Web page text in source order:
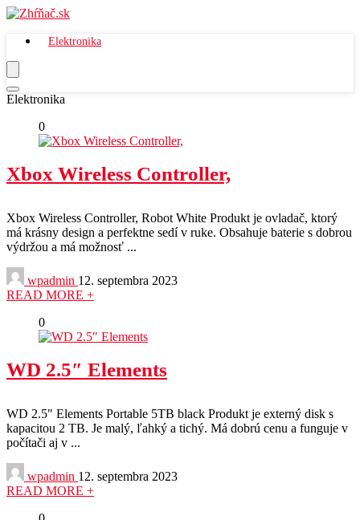
Elektronika
Elektronika
0
Xbox Wireless Controller,
Xbox Wireless Controller, Robot White Produkt je ovladač, ktorý
má krásny design a perfektne sedí v ruke. Obsahuje baterie s dobrou
výdržou a má možnosť ...
wpadmin 12. septembra 2023
READ MORE +
0
WD 2.5″ Elements
WD 2.5" Elements Portable 5TB black Produkt je externý disk s
kapacitou 2 TB. Je malý, ľahký a tichý. Má dobrú cenu a funguje v
počítači aj v ...
wpadmin 12. septembra 2023
READ MORE +